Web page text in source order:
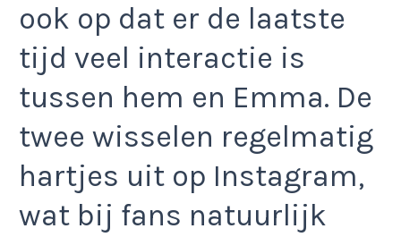
ook op dat er de laatste
tijd veel interactie is
tussen hem en Emma. De
twee wisselen regelmatig
hartjes uit op Instagram,
wat bij fans natuurlijk